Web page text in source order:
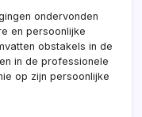
ondervonden
en persoonlijke
obstakels in de
in de professionele
op zijn persoonlijke